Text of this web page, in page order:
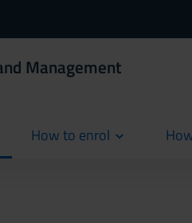
Management
How to enrol